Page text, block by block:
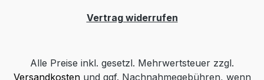
Vertrag widerrufen
Alle Preise inkl. gesetzl. Mehrwertsteuer zzgl.
Versandkostenund ggf. Nachnahmegebühren, wenn